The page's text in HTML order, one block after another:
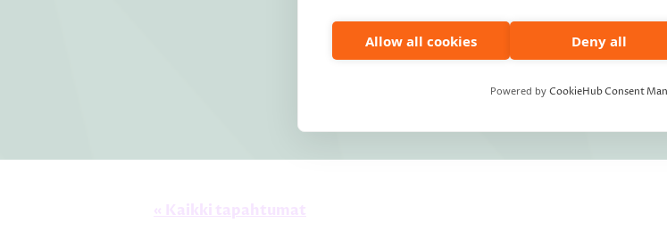
Allow all cookies Deny all
Powered by CookieHub Consent
« Kaikki tapahtumat